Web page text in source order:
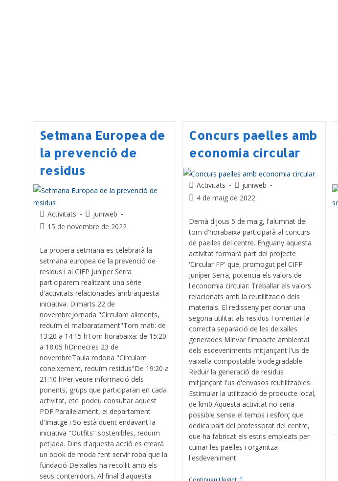
Setmana Europea de
la prevenció de
residus
Activitats
juniweb
15 de novembre de 2022
La propera setmana es celebrarà la
setmana europea de la prevenció de
residus i al CIFP Juníper Serra
participarem realitzant una sèrie
d'activitats relacionades amb aquesta
iniciativa. Dimarts 22 de
novembreJornada "Circulam aliments,
reduïm el malbaratament"Torn matí: de
13:20 a 14:15 hTorn horabaixa: de 15:20
a 18:05 hDimecres 23 de
novembreTaula rodona "Circulam
coneixement, reduïm residus"De 19:20 a
21:10 hPer veure informació dels
ponents, grups que participaran en cada
activitat, etc. podeu consultar aquest
PDF.Paral·lelament, el departament
d'Imatge i So està duent endavant la
iniciativa "Outfits" sostenibles, reduïm
petjada. Dins d'aquesta acció es crearà
un book de moda fent servir roba que la
fundació Deixalles ha recollit amb els
seus contenidors. Al final d'aquesta
Concurs paelles amb
economia circular
Activitats
juniweb
4 de maig de 2022
Demà dijous 5 de maig, l'alumnat del
torn d'horabaixa participarà al concurs
de paelles del centre. Enguany aquesta
activitat formarà part del projecte
'Circular FP' que, promogut pel CIFP
Juníper Serra, potencia els valors de
l'economia circular: Treballar els valors
relacionats amb la reutilització dels
materials. El redisseny per donar una
segona utilitat als residus Fomentar la
correcta separació de les deixalles
generades Minvar l'impacte ambiental
dels esdeveniments mitjançant l'us de
vaixella compostable biodegradable
Reduir la generació de residus
mitjançant l'us d'envasos reutilitzables
Estimular la utilització de producte local,
de km0 Aquesta activitat no seria
possible sense el temps i esforç que
dedica part del professorat del centre,
que ha fabricat els estris empleats per
cuinar les paelles i organitza
l'esdeveniment.